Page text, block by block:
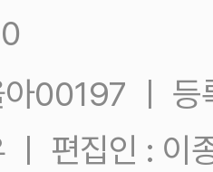
아00197 ㅣ
ㅣ 편집인 : 이